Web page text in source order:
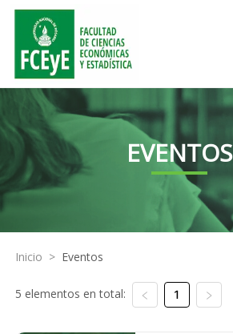
EVENTOS
Inicio > Eventos
5 elementos en total: 1